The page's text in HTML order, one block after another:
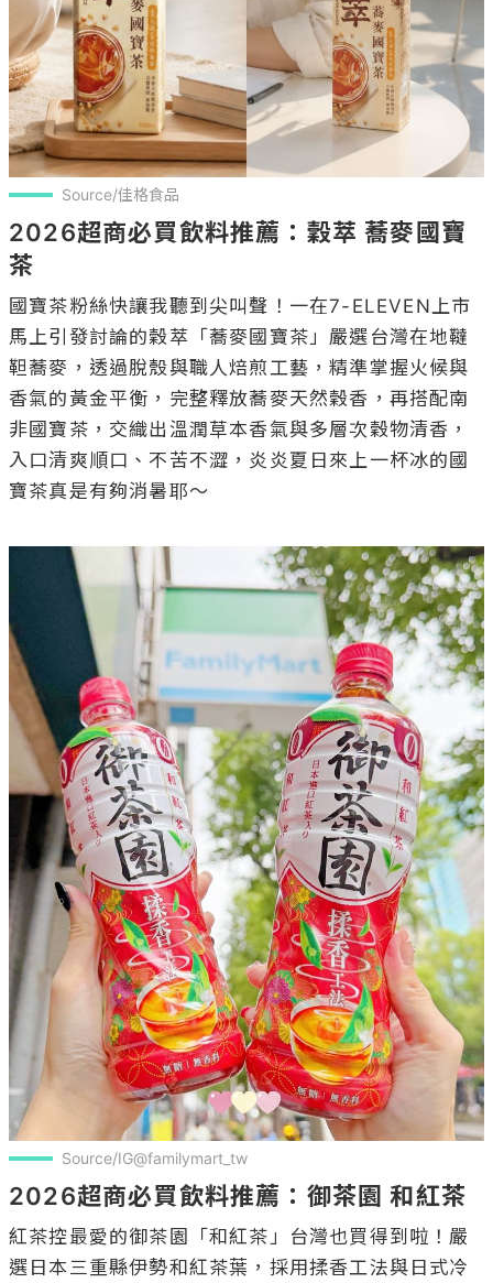
Source/佳格食品
2026超商必買飲料推薦：穀萃 蕎麥國寶
茶
國寶茶粉絲快讓我聽到尖叫聲！一在7-ELEVEN上市
馬上引發討論的穀萃「蕎麥國寶茶」嚴選台灣在地韃
靼蕎麥，透過脫殼與職人焙煎工藝，精準掌握火候與
香氣的黃金平衡，完整釋放蕎麥天然穀香，再搭配南
非國寶茶，交織出溫潤草本香氣與多層次穀物清香，
入口清爽順口、不苦不澀，炎炎夏日來上一杯冰的國
寶茶真是有夠消暑耶～
Source/IG@familymart_tw
2026超商必買飲料推薦：御茶園 和紅茶
紅茶控最愛的御茶園「和紅茶」台灣也買得到啦！嚴
選日本三重縣伊勢和紅茶葉，採用揉香工法與日式冷